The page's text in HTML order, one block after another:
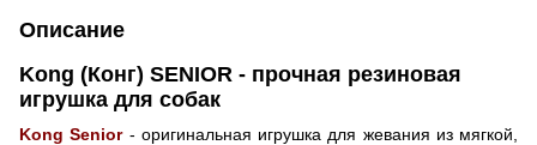
Описание
Kong (Конг) SENIOR - прочная резиновая
игрушка для собак
Kong Senior- оригинальная игрушка для жевания из мягкой,